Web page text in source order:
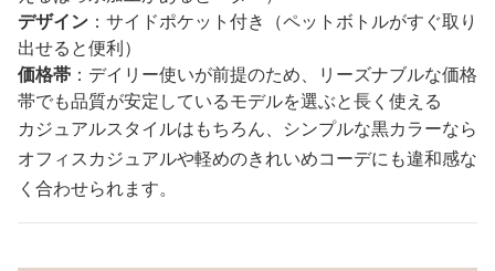
デザイン ：サイドポケット付き（ペットボトルがすぐ取り
出せると便利）
価格帯 ：デイリー使いが前提のため、リーズナブルな価格
帯でも品質が安定しているモデルを選ぶと長く使える
カジュアルスタイルはもちろん、シンプルな黒カラーなら
オフィスカジュアルや軽めのきれいめコーデにも違和感な
く合わせられます。